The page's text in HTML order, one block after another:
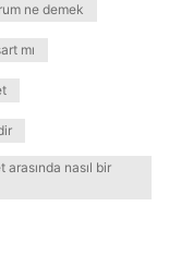
ne demek
mı
nasıl bir